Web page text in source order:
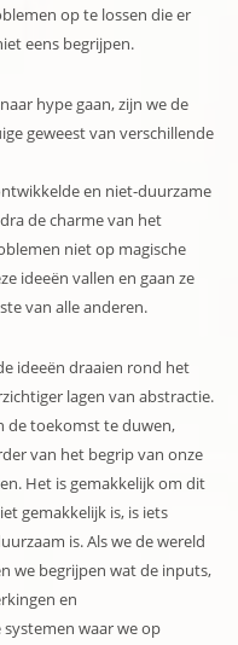
op te lossen die er
eens begrijpen.
hype gaan, zijn we de
geweest van verschillende
en niet-duurzame
de charme van het
niet op magische
ideeën vallen en gaan ze
van alle anderen.
ideeën draaien rond het
lagen van abstractie.
de toekomst te duwen,
van het begrip van onze
Het is gemakkelijk om dit
gemakkelijk is, is iets
is. Als we de wereld
we begrijpen wat de inputs,
en
waar we op